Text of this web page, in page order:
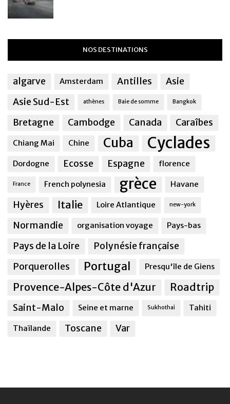
NOS DESTINATIONS
algarve Amsterdam Antilles
Asie
Asie Sud-Est
athènes Baie de somme Bangkok
Bretagne Cambodge Canada Caraîbes
Chiang Mai Chine Cuba Cyclades
Dordogne Ecosse Espagne florence
France French polynesia grèce Havane
Hyères Italie Loire Atlantique new-york
Normandie organisation voyage Pays-bas
Pays de la Loire
Polynésie française
Porquerolles
Portugal Presqu'île de Giens
Provence-Alpes-Côte d'Azur Roadtrip
Saint-Malo Seine et marne Sukhothai Tahiti
Thaïlande Toscane Var